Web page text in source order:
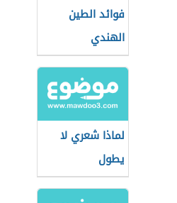
فوائد الطين
الهندي
لماذا شعري لا
يطول